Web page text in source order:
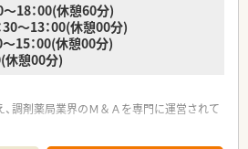
18：00(休憩60分)
30～13：00(休憩00分)
15：00(休憩00分)
休憩00分)
調剤薬局業界のＭ＆Ａを専門に運営されて